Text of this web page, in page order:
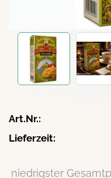
Art.Nr.:
Lieferzeit:
niedrigster